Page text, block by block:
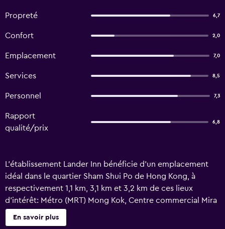
Propreté 6,7
Confort 2,0
Emplacement 7,0
Services 8,5
Personnel 7,3
Rapport
qualité/prix
6,8
L’établissement Lander Inn bénéficie d’un emplacement
idéal dans le quartier Sham Shui Po de Hong Kong, à
respectivement 1,1 km, 3,1 km et 3,2 km de ces lieux
d’intérêt: Métro (MRT) Mong Kok, Centre commercial Mira
Place 1 et Centre commercial Mira Place 2. Cet hôtel 3
étoiles propose une réception ouverte 24h/24 et une
En savoir plus